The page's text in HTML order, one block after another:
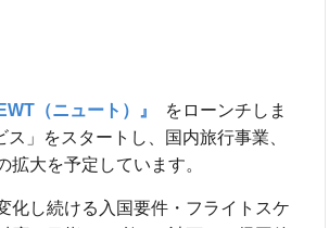
（ニュート）』
をローンチしま
」をスタートし、国内旅行事業、
大を予定しています。
化し続ける入国要件・フライトスケ